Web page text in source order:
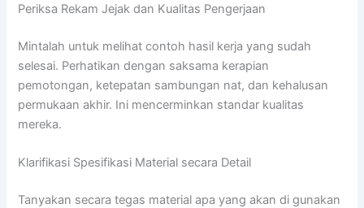
Periksa Rekam Jejak dan Kualitas Pengerjaan
Mintalah untuk melihat contoh hasil kerja yang sudah
selesai. Perhatikan dengan saksama kerapian
pemotongan, ketepatan sambungan nat, dan kehalusan
permukaan akhir. Ini mencerminkan standar kualitas
mereka.
Klarifikasi Spesifikasi Material secara Detail
Tanyakan secara tegas material apa yang akan di gunakan